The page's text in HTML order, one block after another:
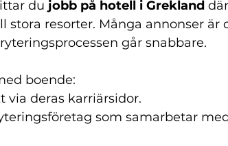
du jobb på hotell i Grekland
stora resorter. Många annonser är
går snabbare.
boende:
via deras karriärsidor.
som samarbetar